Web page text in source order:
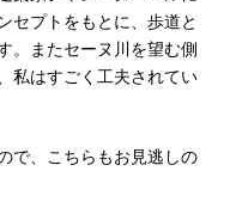
セプトをもとに、歩道と
。またセーヌ川を望む側
私はすごく工夫されてい
で、こちらもお見逃しの